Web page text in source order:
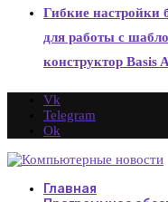
Гибкие настройки
для работы с
конструктор Basis
Vk
Telegram
Ok
Главная